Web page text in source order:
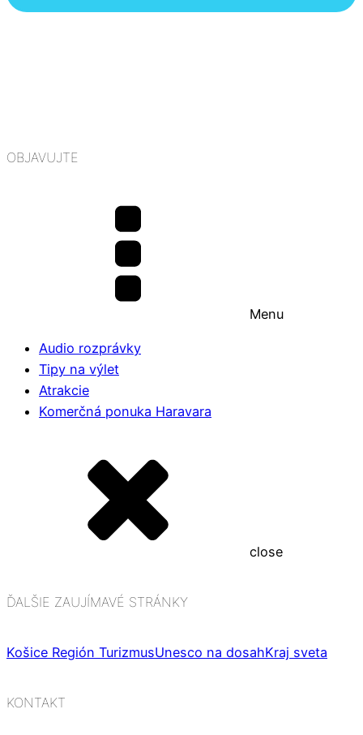
OBJAVUJTE
Menu
Audio rozprávky
Tipy na výlet
Atrakcie
Komerčná ponuka Haravara
close
ĎALŠIE ZAUJÍMAVÉ STRÁNKY
Košice Región TurizmusUnesco na dosahKraj sveta
KONTAKT